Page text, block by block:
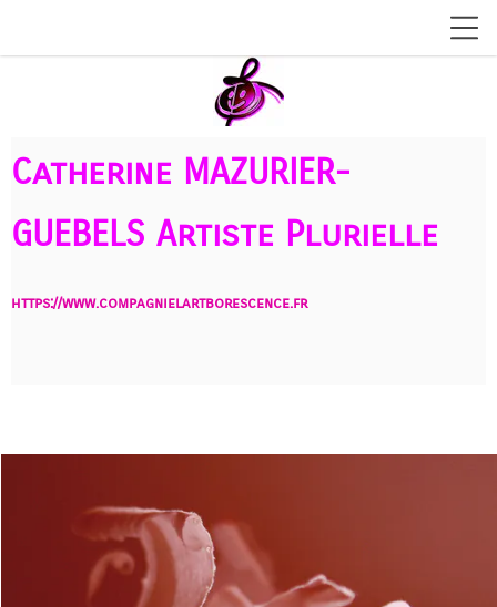
Catherine MAZURIER-
GUEBELS Artiste Plurielle
https://www.compagnielartborescence.fr